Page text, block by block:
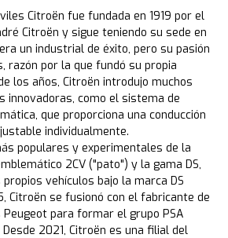
Citroën fue fundada en 1919 por el
Citroën y sigue teniendo su sede en
un industrial de éxito, pero su pasión
razón por la que fundó su propia
los años, Citroën introdujo muchos
innovadoras, como el sistema de
que proporciona una conducción
individualmente.
populares y experimentales de la
2CV ("pato") y la gama DS,
vehículos bajo la marca DS
Citroën se fusionó con el fabricante de
para formar el grupo PSA
2021, Citroën es una filial del